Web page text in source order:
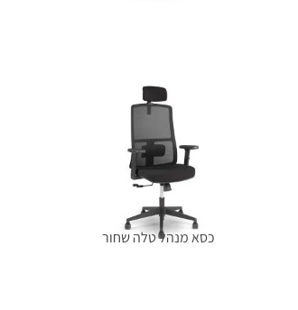
כסא מנהל טלה שחור